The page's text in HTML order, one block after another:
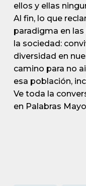
ellos y ellas
Al fin, lo que
paradigma en
la sociedad:
diversidad en
camino para no
esa población,
Ve toda la
en Palabras